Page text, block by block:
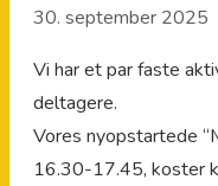
30. september 2025
Vi har et par faste
deltagere.
Vores nyopstartede
16.30-17.45, koster